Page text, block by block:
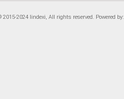
2015-2024 lindexi, All rights reserved. Powered by: